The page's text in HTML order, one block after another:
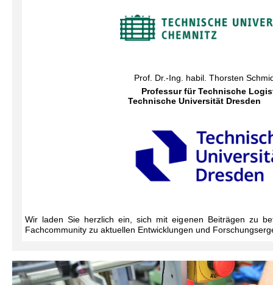
Prof. Dr.-Ing. habil. Thorsten
Professur für Technische
Technische Universität Dresden
Wir laden Sie herzlich ein, sich mit eigenen Beiträgen zu
Fachcommunity zu aktuellen Entwicklungen und